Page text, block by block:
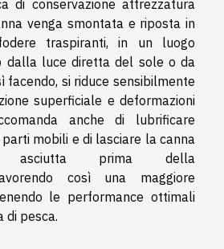
di conservazione attrezzatura
venga smontata e riposta in
traspiranti, in un luogo
dalla luce diretta del sole o da
facendo, si riduce sensibilmente
superficiale e deformazioni
anche di lubrificare
mobili e di lasciare la canna
asciutta prima della
così una maggiore
le performance ottimali
di pesca.